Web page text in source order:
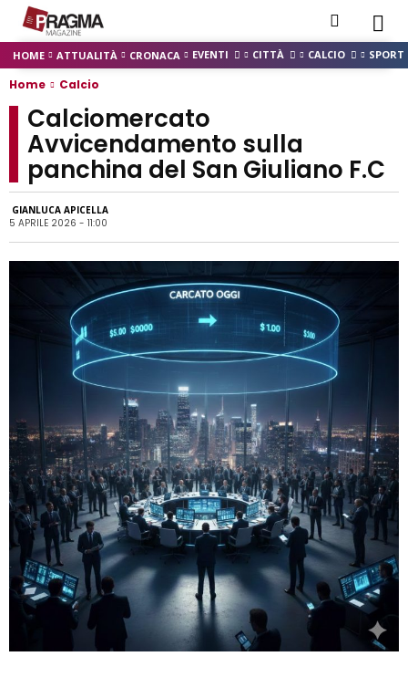
HOME ATTUALITÀ CRONACA EVENTI CITTÀ CALCIO SPORT
Home Calcio
Calciomercato
Avvicendamento sulla
panchina del San Giuliano F.C
GIANLUCA APICELLA
5 APRILE 2026 - 11:00